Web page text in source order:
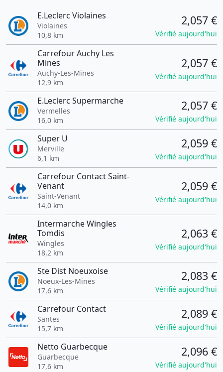
E.Leclerc Violaines
Violaines
10,8 km
2,057 €
Vérifié aujourd'hui
Carrefour Auchy Les
Mines
Auchy-Les-Mines
12,9 km
2,057 €
Vérifié aujourd'hui
E.Leclerc Supermarche
Vermelles
16,0 km
2,057 €
Vérifié aujourd'hui
Super U
Merville
6,1 km
2,059 €
Vérifié aujourd'hui
Carrefour Contact Saint-
Venant
Saint-Venant
14,0 km
2,059 €
Vérifié aujourd'hui
Intermarche Wingles
Tomdis
Wingles
18,2 km
2,063 €
Vérifié aujourd'hui
Ste Dist Noeuxoise
Noeux-Les-Mines
17,6 km
2,083 €
Vérifié aujourd'hui
Carrefour Contact
Santes
15,7 km
2,089 €
Vérifié aujourd'hui
Netto Guarbecque
Guarbecque
17,6 km
2,096 €
Vérifié aujourd'hui